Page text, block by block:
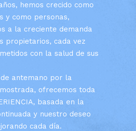
hemos crecido como
y como personas,
a la creciente demanda
propietarios, cada vez
con la salud de sus
antemano por la
ofrecemos toda
basada en la
y nuestro deseo
cada día.